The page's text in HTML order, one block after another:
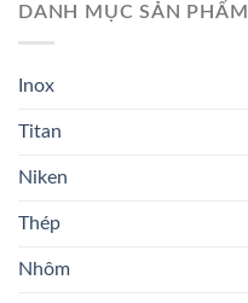
DANH MỤC SẢN PHẨM
Inox
Titan
Niken
Thép
Nhôm